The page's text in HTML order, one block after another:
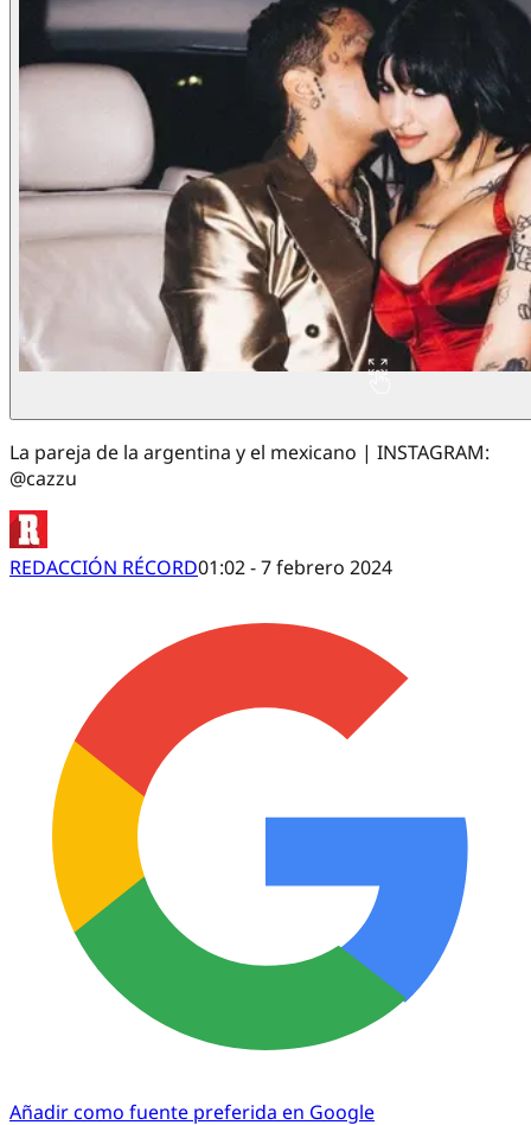
La pareja de la argentina y el mexicano | INSTAGRAM:
@cazzu
REDACCIÓN RÉCORD01:02 - 7 febrero 2024
Añadir como fuente preferida en Google